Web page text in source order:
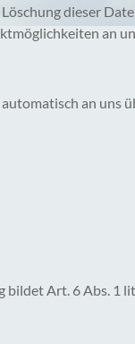
dieser
an
an uns
Art. 6 Abs. 1